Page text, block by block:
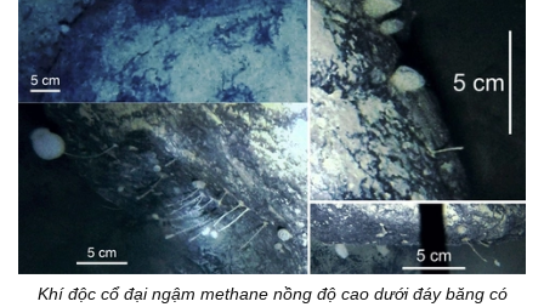
Khí độc cổ đại ngậm methane nồng độ cao dưới đáy băng có